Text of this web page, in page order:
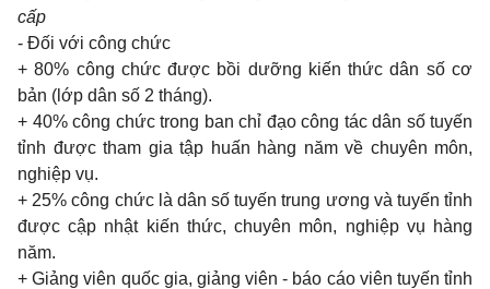
cấp
- Đối với công chức
+ 80% công chức được bồi dưỡng kiến thức dân số cơ
bản (lớp dân số 2 tháng).
+ 40% công chức trong ban chỉ đạo công tác dân số tuyến
tỉnh được tham gia tập huấn hàng năm về chuyên môn,
nghiệp vụ.
+ 25%công chức là dân số tuyếntrung ương và tuyến tỉnh
được cập nhật kiến thức, chuyên môn, nghiệp vụ hàng
năm.
+Giảng viên quốc gia, giảng viên- báo cáo viên tuyến tỉnh